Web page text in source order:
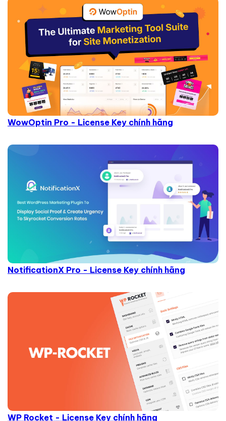
WowOptin Pro - License Key chính hãng
NotificationX Pro - License Key chính hãng
WP Rocket - License Key chính hãng